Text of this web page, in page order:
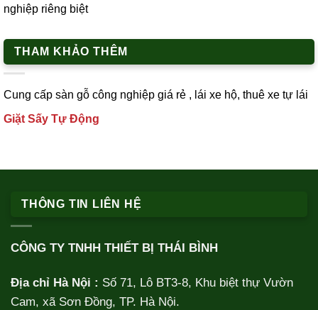
nghiệp riêng biệt
THAM KHẢO THÊM
Cung cấp sàn gỗ công nghiệp giá rẻ , lái xe hộ, thuê xe tự lái
Giặt Sấy Tự Động
THÔNG TIN LIÊN HỆ
CÔNG TY TNHH THIẾT BỊ THÁI BÌNH
Địa chỉ Hà Nội : Số 71, Lô BT3-8, Khu biệt thự Vườn
Cam, xã Sơn Đồng, TP. Hà Nội.